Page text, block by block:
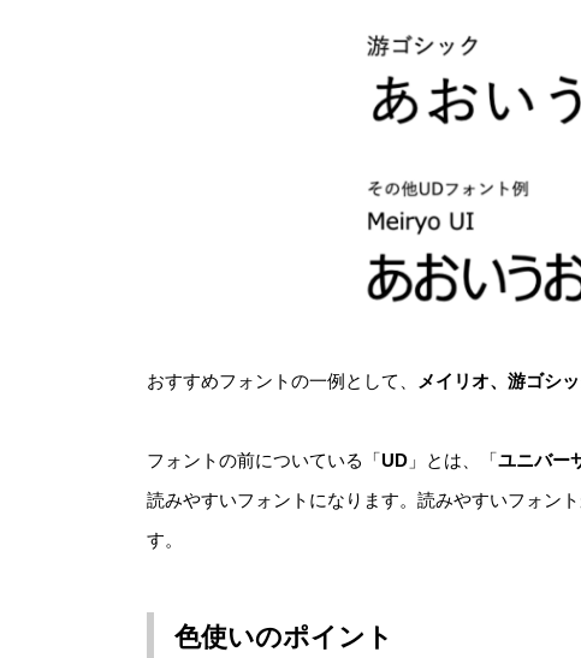
おすすめフォントの一例として、 メイリオ、游ゴシ
フォントの前についている「UD 」とは、「ユニバー
読みやすいフォントになります。読みやすいフォン
す。
色使いのポイント